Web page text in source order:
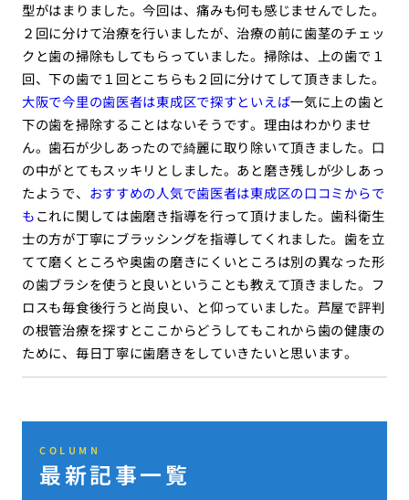
型がはまりました。今回は、痛みも何も感じませんでした。
２回に分けて治療を行いましたが、治療の前に歯茎のチェッ
クと歯の掃除もしてもらっていました。掃除は、上の歯で１
回、下の歯で１回とこちらも２回に分けてして頂きました。
大阪で今里の歯医者は東成区で探すといえば一気に上の歯と
下の歯を掃除することはないそうです。理由はわかりませ
ん。歯石が少しあったので綺麗に取り除いて頂きました。口
の中がとてもスッキリとしました。あと磨き残しが少しあっ
たようで、 おすすめの人気で歯医者は東成区の口コミからで
もこれに関しては歯磨き指導を行って頂けました。歯科衛生
士の方が丁寧にブラッシングを指導してくれました。歯を立
てて磨くところや奥歯の磨きにくいところは別の異なった形
の歯ブラシを使うと良いということも教えて頂きました。フ
ロスも毎食後行うと尚良い、と仰っていました。芦屋で評判
の根管治療を探すとここからどうしてもこれから歯の健康の
ために、毎日丁寧に歯磨きをしていきたいと思います。
COLUMN
最新記事一覧